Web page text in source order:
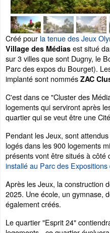
Créé pour la tenue des Jeux
Village des Médias est situé
sur 3 villes que sont Dugny, le
Parc des expos du Bourget).
implanté sont nommés ZAC
C'est dans ce "Cluster des
logements qui serviront après
quartier qui se veut être une
Pendant les Jeux, sont
logés dans les 900 logements
présents vont être situés à côté
installé au Parc des
Après les Jeux, la construction
2025. Une école, un gymnase,
également créés.
Le quartier "Esprit 24"